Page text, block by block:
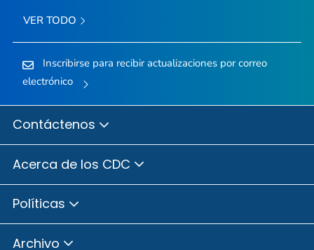
VER TODO
Inscribirse para recibir actualizaciones por correo
electrónico
Contáctenos
Acerca de los CDC
Políticas
Archivo